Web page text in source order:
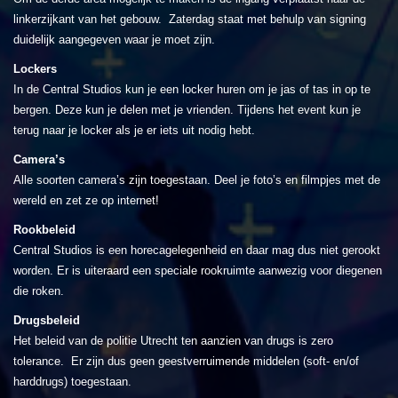
linkerzijkant van het gebouw. Zaterdag staat met behulp van signing
duidelijk aangegeven waar je moet zijn.
Lockers
In de Central Studios kun je een locker huren om je jas of tas in op te
bergen. Deze kun je delen met je vrienden. Tijdens het event kun je
terug naar je locker als je er iets uit nodig hebt.
Camera’s
Alle soorten camera’s zijn toegestaan. Deel je foto’s en filmpjes met de
wereld en zet ze op internet!
Rookbeleid
Central Studios is een horecagelegenheid en daar mag dus niet gerookt
worden. Er is uiteraard een speciale rookruimte aanwezig voor diegenen
die roken.
Drugsbeleid
Het beleid van de politie Utrecht ten aanzien van drugs is zero
tolerance. Er zijn dus geen geestverruimende middelen (soft- en/of
harddrugs) toegestaan.